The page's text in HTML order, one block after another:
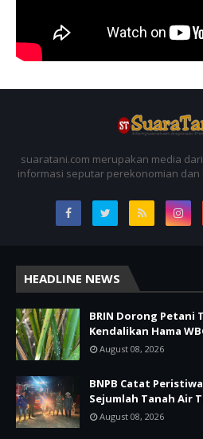
suaratani.com merupakan media
informasi seputar perekonomian
HEADLINE NEWS
BRIN Dorong Petani
Kendalikan Hama
August 08, 2026
BNPB Catat
Sejumlah Tanah Air
August 08, 2026